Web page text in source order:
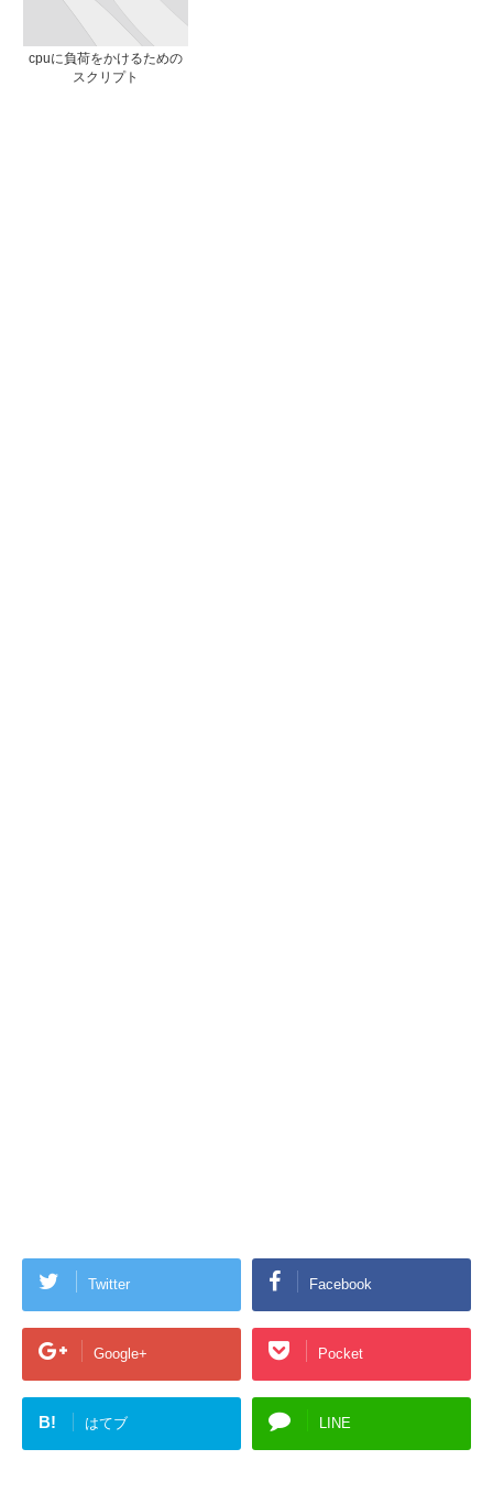
cpuに負荷をかけるための
スクリプト
Twitter Facebook
Google+ Pocket
B! はてブ LINE